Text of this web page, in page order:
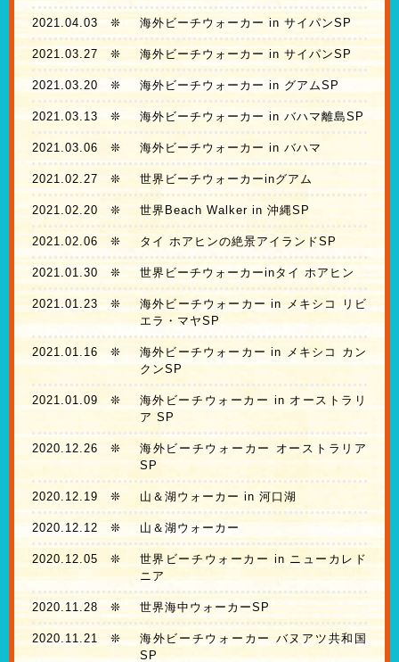
2021.04.03❊ 海外ビーチウォーカー in サイパンSP
2021.03.27 ❊ 海外ビーチウォーカー in サイパンSP
2021.03.20 ❊ 海外ビーチウォーカー in グアムSP
2021.03.13 ❊ 海外ビーチウォーカー in バハマ離島SP
2021.03.06 ❊ 海外ビーチウォーカー in バハマ
2021.02.27 ❊ 世界ビーチウォーカーinグアム
2021.02.20 ❊ 世界Beach Walker in 沖縄SP
2021.02.06 ❊ タイ ホアヒンの絶景アイランドSP
2021.01.30 ❊ 世界ビーチウォーカーinタイ ホアヒン
2021.01.23❊
海外ビーチウォーカー in メキシコ リビ
エラ・マヤSP
2021.01.16 ❊
海外ビーチウォーカー in メキシコ カン
クンSP
2021.01.09 ❊
海外ビーチウォーカー in オーストラリ
ア SP
2020.12.26 ❊
海外ビーチウォーカー オーストラリア
SP
2020.12.19 ❊ 山＆湖ウォーカー in 河口湖
2020.12.12 ❊ 山＆湖ウォーカー
2020.12.05 ❊
世界ビーチウォーカー in ニューカレド
ニア
2020.11.28 ❊ 世界海中ウォーカーSP
2020.11.21 ❊
海外ビーチウォーカー バヌアツ共和国
SP